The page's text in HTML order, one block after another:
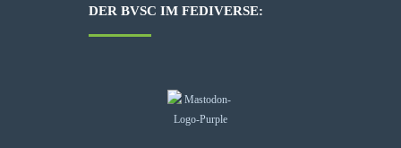
DER BVSC IM FEDIVERSE: